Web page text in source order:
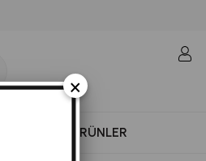
YENI ÜRÜNLER
×